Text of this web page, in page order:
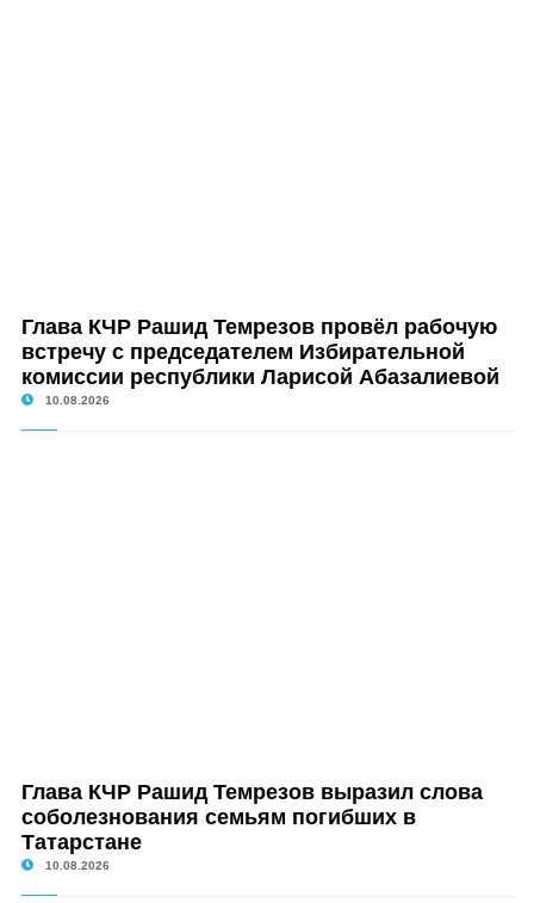
Глава КЧР Рашид Темрезов провёл рабочую
встречу с председателем Избирательной
комиссии республики Ларисой Абазалиевой
10.08.2026
Глава КЧР Рашид Темрезов выразил слова
соболезнования семьям погибших в
Татарстане
10.08.2026